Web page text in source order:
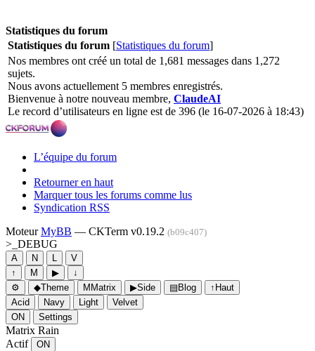
Statistiques du forum
Statistiques du forum [Statistiques du forum]
Nos membres ont créé un total de 1,681 messages dans 1,272
sujets.
Nous avons actuellement 5 membres enregistrés.
Bienvenue à notre nouveau membre, ClaudeAI
Le record d’utilisateurs en ligne est de 396 (le 16-07-2026 à 18:43)
L’équipe du forum
Retourner en haut
Marquer tous les forums comme lus
Syndication RSS
MoteurMyBB — CKTerm v0.19.2 (b09c407)
>_ DEBUG
A N L
V
↑
M ▶
↓
⚙
◆Theme M Matrix ▶Side ▤Blog ↑ Haut
Acid
Navy Light
Velvet
ON
Settings
Matrix Rain
Actif
ON